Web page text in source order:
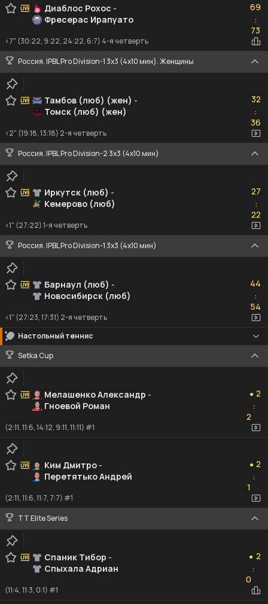
Диаблос Рохос -
Фресерас Ирапуато
69
:73
73
<7" (30:22, 9:22, 24:22, 6:7) 4-я четверть
Россия. IPBL Pro Division-1 3x3 (4x10 мин). Женщины
Тамбов (люб) (жен) -
Томск (люб) (жен)
32
:36
36
<2" (19:18, 13:18) 2-я четверть
Россия. IPBL Pro Division-2 3x3 (4x10 мин)
Иркутск (люб) -
Кемерово (люб)
27
:22
22
<1" (27:22) 1-я четверть
Россия. IPBL Pro Division-1 3x3 (4x10 мин)
Барнаул (люб) -
Новосибирск (люб)
44
:54
54
<1" (27:23, 17:31) 2-я четверть
Настольный теннис
Setka Cup
Мелашенко Александр -
Гноевой Роман
● 2
:
2
(2:11, 11:6, 14:12, 9:11, 11:11) #1
Ким Дмитро -
Перетятько Андрей
● 2
:
1
(2:11, 11:6, 11:7, 7:7) #1
TT Elite Series
Спаник Тибор -
Спыхала Адриан
● 2
:
0
(11:4, 11:3, 0:1) #1